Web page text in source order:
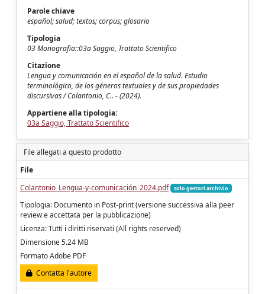
Parole chiave
español; salud; textos; corpus; glosario
Tipologia
03 Monografia::03a Saggio, Trattato Scientifico
Citazione
Lengua y comunicación en el español de la salud. Estudio
terminológico, de los géneros textuales y de sus propiedades
discursivas / Colantonio, C.. - (2024).
Appartiene alla tipologia:
03a Saggio, Trattato Scientifico
File allegati a questo prodotto
File
Colantonio_Lengua-y-comunicación_2024.pdf
solo gestori archivio
Tipologia: Documento in Post-print (versione successiva alla peer
review e accettata per la pubblicazione)
Licenza: Tutti i diritti riservati (All rights reserved)
Dimensione 5.24 MB
Formato Adobe PDF
Contatta l'autore